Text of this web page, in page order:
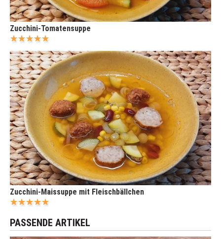
Zucchini-Tomatensuppe
Zucchini-Maissuppe mit Fleischbällchen
PASSENDE ARTIKEL